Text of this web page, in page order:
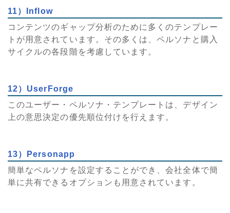
11）Inflow
コンテンツのギャップ分析のために多くのテンプレー
トが用意されています。その多くは、ペルソナと購入
サイクルの各段階を考慮しています。
12）UserForge
このユーザー・ペルソナ・テンプレートは、デザイン
上の意思決定の優先順位付けを行えます。
13）Personapp
簡単なペルソナを設定することができ、会社全体で簡
単に共有できるオプションも用意されています。